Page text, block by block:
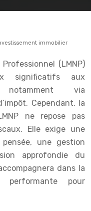
immobilier
(LMNP)
significatifs aux
notamment via
Cependant, la
ne repose pas
Elle exige une
une gestion
approfondie du
dans la
performante pour